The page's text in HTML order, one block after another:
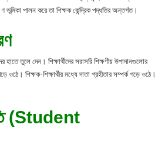
ভূমিকা পালন করে তা শিক্ষক কেন্দ্রিক পদ্ধতির অন্তর্গত।
হাতে তুলে দেন। শিক্ষার্থীদের সরাসরি শিক্ষণীয় উপাদানগুলোর
ওঠে। শিক্ষক-শিক্ষার্থীর মধ্যে দাতা গ্রহীতার সম্পর্ক গড়ে ওঠে।
(Student